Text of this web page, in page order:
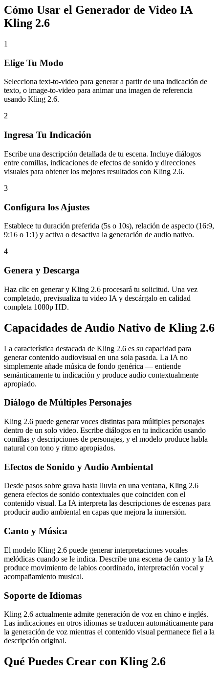
Cómo Usar el Generador de Video IA
Kling 2.6
1
Elige Tu Modo
Selecciona text-to-video para generar a partir de una indicación de
texto, o image-to-video para animar una imagen de referencia
usando Kling 2.6.
2
Ingresa Tu Indicación
Escribe una descripción detallada de tu escena. Incluye diálogos
entre comillas, indicaciones de efectos de sonido y direcciones
visuales para obtener los mejores resultados con Kling 2.6.
3
Configura los Ajustes
Establece tu duración preferida (5s o 10s), relación de aspecto (16:9,
9:16 o 1:1) y activa o desactiva la generación de audio nativo.
4
Genera y Descarga
Haz clic en generar y Kling 2.6 procesará tu solicitud. Una vez
completado, previsualiza tu video IA y descárgalo en calidad
completa 1080p HD.
Capacidades de Audio Nativo de Kling 2.6
La característica destacada de Kling 2.6 es su capacidad para
generar contenido audiovisual en una sola pasada. La IA no
simplemente añade música de fondo genérica — entiende
semánticamente tu indicación y produce audio contextualmente
apropiado.
Diálogo de Múltiples Personajes
Kling 2.6 puede generar voces distintas para múltiples personajes
dentro de un solo video. Escribe diálogos en tu indicación usando
comillas y descripciones de personajes, y el modelo produce habla
natural con tono y ritmo apropiados.
Efectos de Sonido y Audio Ambiental
Desde pasos sobre grava hasta lluvia en una ventana, Kling 2.6
genera efectos de sonido contextuales que coinciden con el
contenido visual. La IA interpreta las descripciones de escenas para
producir audio ambiental en capas que mejora la inmersión.
Canto y Música
El modelo Kling 2.6 puede generar interpretaciones vocales
melódicas cuando se le indica. Describe una escena de canto y la IA
produce movimiento de labios coordinado, interpretación vocal y
acompañamiento musical.
Soporte de Idiomas
Kling 2.6 actualmente admite generación de voz en chino e inglés.
Las indicaciones en otros idiomas se traducen automáticamente para
la generación de voz mientras el contenido visual permanece fiel a la
descripción original.
Qué Puedes Crear con Kling 2.6